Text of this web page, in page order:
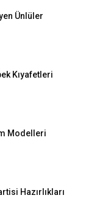
Ünlüler
Kıyafetleri
Modelleri
Hazırlıkları